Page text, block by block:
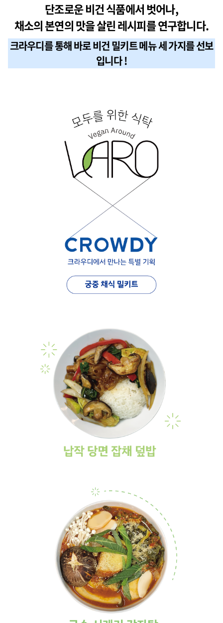
단조로운 비건 식품에서 벗어나,
채소의 본연의 맛을 살린 레시피를 연구합니다.
크라우디를 통해 바로 비건 밀키트 메뉴 세 가지를 선보
입니다 !